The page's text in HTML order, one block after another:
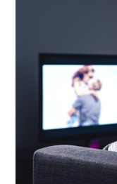
結果顯示，高程度的
度，而高程度的焦
程度的問題性社交媒
度對問題性社交媒體
性遊戲顯著增加了焦
沒有顯著影響。問
但高程度的憂鬱顯著
問題網路使用和心理
在問題性社交媒體
用。 隨著電子設備的精進和網路平台使用的日益增長，
社會各界對問題性網